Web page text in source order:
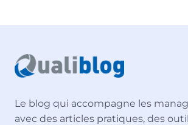
Le blog qui accompagne les
avec des articles pratiques, des